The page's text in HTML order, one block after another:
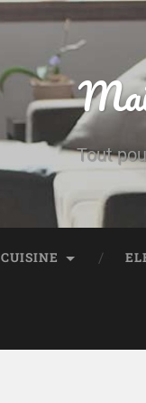
Tout
CUISINE